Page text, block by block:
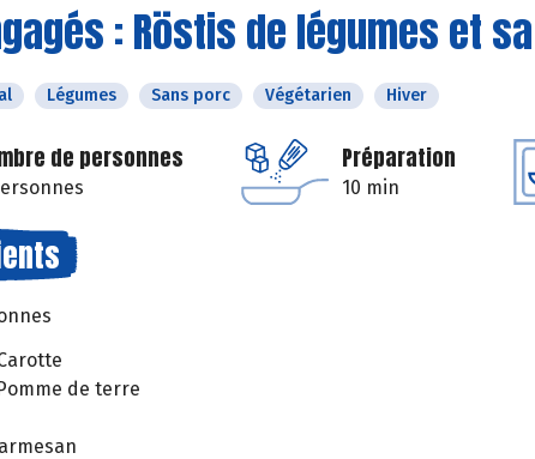
: Röstis de légumes et
Légumes Sans porc Végétarien Hiver
de personnes Préparation
10 min
de terre